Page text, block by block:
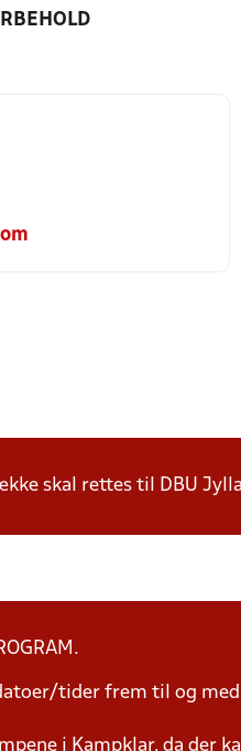
skal rettes til DBU
tider frem til og med
i Kampklar, da der